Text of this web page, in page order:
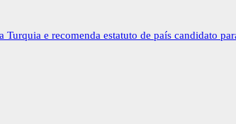
e recomenda estatuto de país candidato